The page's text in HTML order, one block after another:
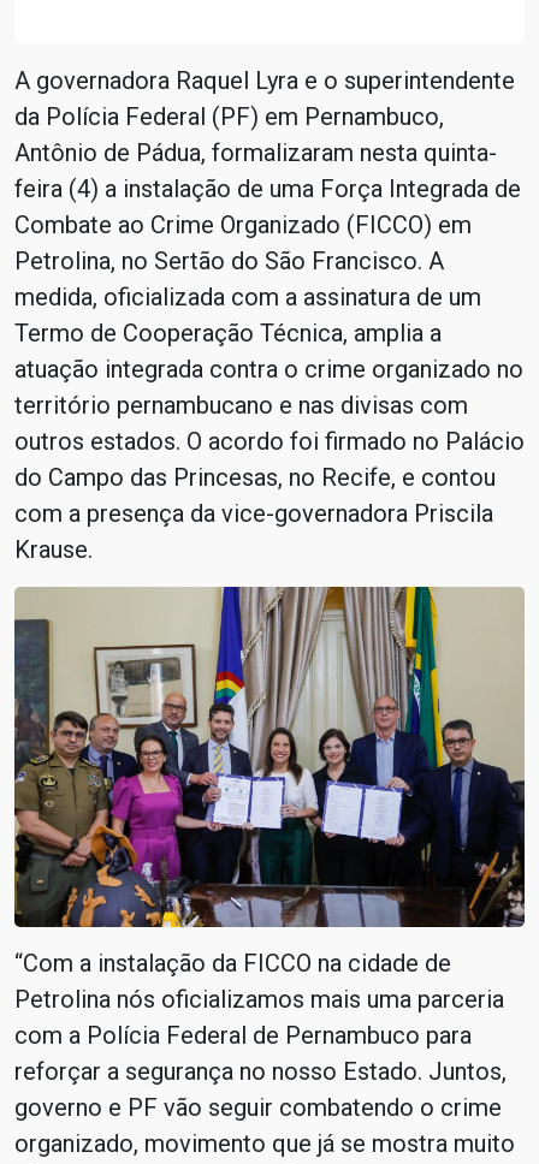
A governadora Raquel Lyra e o superintendente
da Polícia Federal (PF) em Pernambuco,
Antônio de Pádua, formalizaram nesta quinta-
feira (4) a instalação de uma Força Integrada de
Combate ao Crime Organizado (FICCO) em
Petrolina, no Sertão do São Francisco. A
medida, oficializada com a assinatura de um
Termo de Cooperação Técnica, amplia a
atuação integrada contra o crime organizado no
território pernambucano e nas divisas com
outros estados. O acordo foi firmado no Palácio
do Campo das Princesas, no Recife, e contou
com a presença da vice-governadora Priscila
Krause.
“Com a instalação da FICCO na cidade de
Petrolina nós oficializamos mais uma parceria
com a Polícia Federal de Pernambuco para
reforçar a segurança no nosso Estado. Juntos,
governo e PF vão seguir combatendo o crime
organizado, movimento que já se mostra muito